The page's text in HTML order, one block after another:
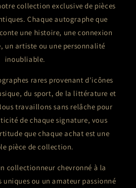
collection exclusive de pièces
Chaque autographe que
une histoire, une connexion
un artiste ou une personnalité
inoubliable.
rares provenant d'icônes
du sport, de la littérature et
travaillons sans relâche pour
de chaque signature, vous
que chaque achat est une
pièce de collection.
collectionneur chevronné à la
uniques ou un amateur passionné